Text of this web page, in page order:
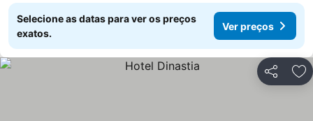
Selecione as datas para ver os preços
exatos.
Ver preços
Partilhar